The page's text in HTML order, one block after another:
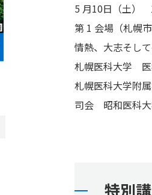
5 月10日（土）
第 1 会場（札幌
情熱、大志そし
札幌医科大学
札幌医科大学
司会 昭和医科
特別